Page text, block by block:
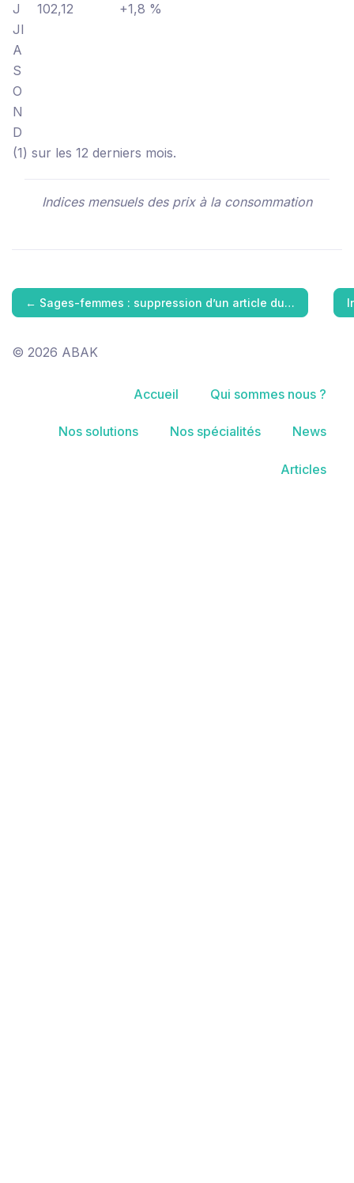
J 102,12
+1,8 %
Jl
A
S
O
N
D
(1) sur les 12 derniers mois.
Indices mensuels des prix à la consommation
← Sages-femmes : suppression d’un article du…
© 2026 ABAK
Accueil Qui sommes nous ?
Nos solutions Nos spécialités News
Articles